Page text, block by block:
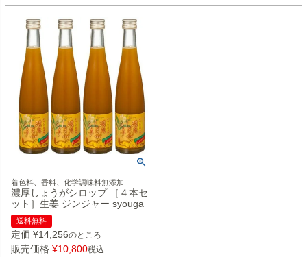
着色料、香料、化学調味料無添加
濃厚しょうがシロップ ［４本セ
ット］生姜 ジンジャー syouga
送料無料
定価 ¥14,256のところ
販売価格 ¥10,800税込